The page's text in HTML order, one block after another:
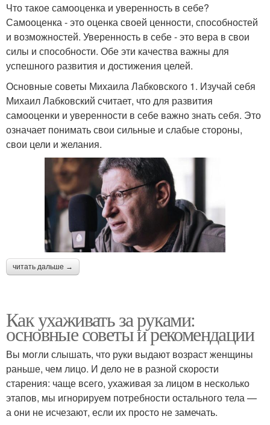
Что такое самооценка и уверенность в себе?
Самооценка - это оценка своей ценности, способностей
и возможностей. Уверенность в себе - это вера в свои
силы и способности. Обе эти качества важны для
успешного развития и достижения целей.
Основные советы Михаила Лабковского 1. Изучай себя
Михаил Лабковский считает, что для развития
самооценки и уверенности в себе важно знать себя. Это
означает понимать свои сильные и слабые стороны,
свои цели и желания.
читать дальше →
Как ухаживать за руками:
основные советы и рекомендации
Вы могли слышать, что руки выдают возраст женщины
раньше, чем лицо. И дело не в разной скорости
старения: чаще всего, ухаживая за лицом в несколько
этапов, мы игнорируем потребности остального тела —
а они не исчезают, если их просто не замечать.